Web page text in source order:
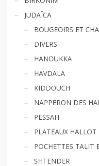
JUDAÏCA
BOUGEOIRS ET
DIVERS
HANOUKKA
HAVDALA
KIDDOUCH
NAPPERON DES
PESSAH
PLATEAUX HALLOT
POCHETTES TALIT
SHTENDER